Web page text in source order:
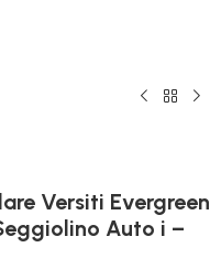
Versiti Evergreen
Auto i –